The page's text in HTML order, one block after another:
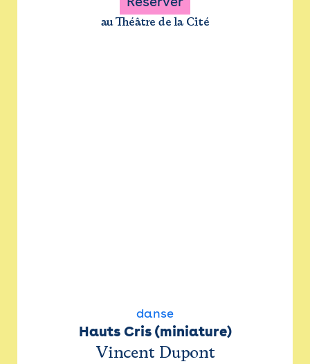
au Théâtre de la Cité
danse
Hauts Cris (miniature)
Vincent Dupont